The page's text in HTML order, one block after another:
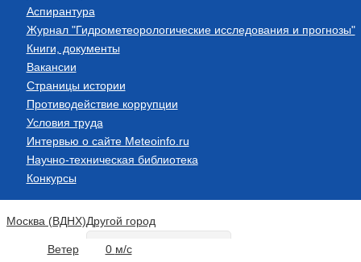
Аспирантура
Журнал "Гидрометеорологические исследования и прогнозы"
Книги, документы
Вакансии
Страницы истории
Противодействие коррупции
Условия труда
Интервью о сайте Meteoinfo.ru
Научно-техническая библиотека
Конкурсы
Москва (ВДНХ)Другой город
Ветер 0 м/с